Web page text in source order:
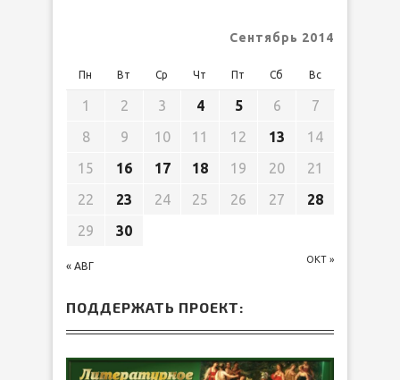
Сентябрь 2014
Пн Вт Ср Чт Пт Сб Вс
« АВГ
ОКТ »
1 2 3 4 5 6
7
8
9 10 11 12 13
14
15
16 17 18 19 20
21
22
23 24 25 26 27
28
29
30
ПОДДЕРЖАТЬ ПРОЕКТ: